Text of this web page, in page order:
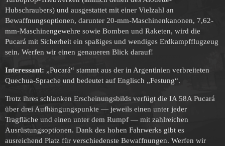
Hubschraubers) und ausgestattet mit einer Vielzahl an
Bewaffnungsoptionen, darunter 20-mm-Maschinenkanonen, 7,62-
mm-Maschinengewehre sowie Bomben und Raketen, wird die
Pucará mit Sicherheit ein spaßiges und wendiges Erdkampfflugzeug
sein. Werfen wir einen genaueren Blick darauf!
Interessant: „Pucará“ stammt aus der in Argentinien verbreiteten
Quechua-Sprache und bedeutet auf Englisch „Festung“.
Trotz ihres schlanken Erscheinungsbilds verfügt die IA 58A Pucará
über drei Aufhängungspunkte — jeweils einen unter jeder
Tragfläche und einen unter dem Rumpf — mit zahlreichen
Ausrüstungsoptionen. Dank des hohen Fahrwerks gibt es
ausreichend Platz für verschiedenste Bewaffnungen. Werfen wir